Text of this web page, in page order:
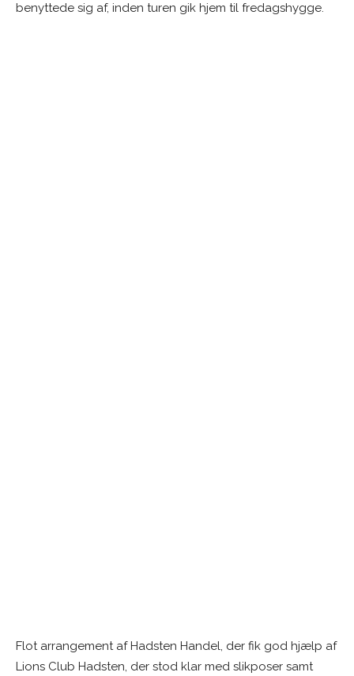
benyttede sig af, inden turen gik hjem til fredagshygge.
Flot arrangement af Hadsten Handel, der fik god hjælp af
Lions Club Hadsten, der stod klar med slikposer samt